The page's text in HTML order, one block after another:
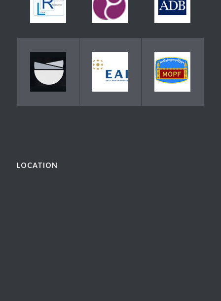
LOCATION